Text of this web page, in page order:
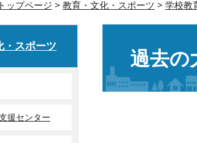
トップページ > 教育・文化・スポーツ > 学校教
過去の
・スポーツ
援センター